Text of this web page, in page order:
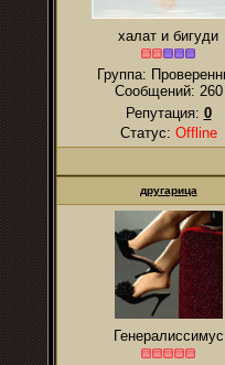
халат и бигуди
Группа:
Сообщений: 260
Репутация: 0
Статус: Offline
другарица
Генералиссимус